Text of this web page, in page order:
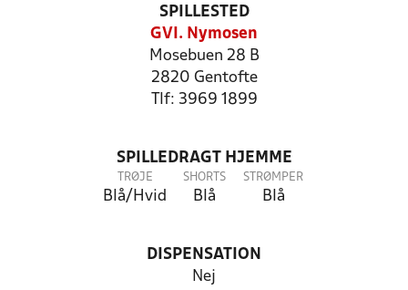
SPILLESTED
GVI. Nymosen
Mosebuen 28 B
2820 Gentofte
Tlf: 3969 1899
SPILLEDRAGT HJEMME
TRØJE
Blå/Hvid
SHORTS
Blå
STRØMPER
Blå
DISPENSATION
Nej